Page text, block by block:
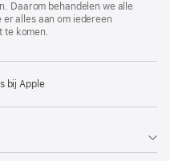
Daarom behandelen we alle
alles aan om iedereen
te komen.
bij Apple